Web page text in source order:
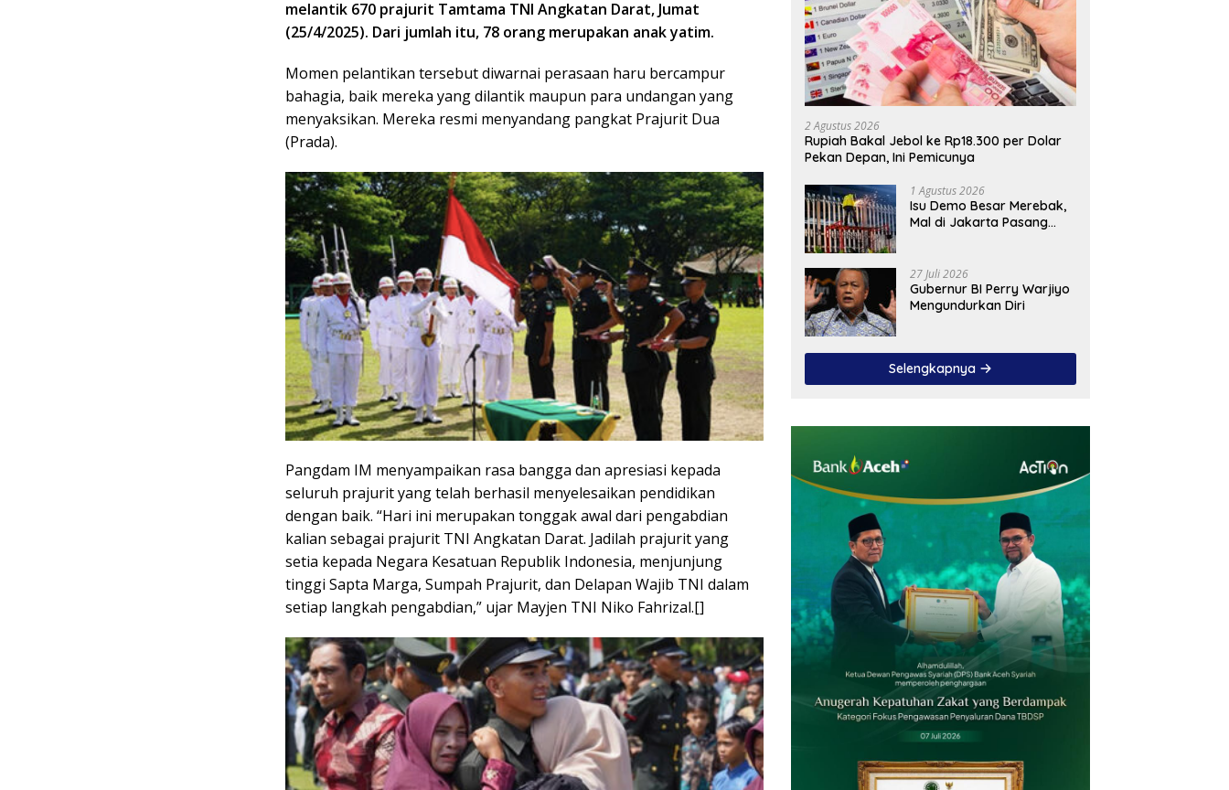
melantik 670 prajurit Tamtama TNI Angkatan Darat, Jumat
(25/4/2025). Dari jumlah itu, 78 orang merupakan anak yatim.
Momen pelantikan tersebut diwarnai perasaan haru bercampur
bahagia, baik mereka yang dilantik maupun para undangan yang
menyaksikan. Mereka resmi menyandang pangkat Prajurit Dua
(Prada).
Pangdam IM menyampaikan rasa bangga dan apresiasi kepada
seluruh prajurit yang telah berhasil menyelesaikan pendidikan
dengan baik. “Hari ini merupakan tonggak awal dari pengabdian
kalian sebagai prajurit TNI Angkatan Darat. Jadilah prajurit yang
setia kepada Negara Kesatuan Republik Indonesia, menjunjung
tinggi Sapta Marga, Sumpah Prajurit, dan Delapan Wajib TNI dalam
setiap langkah pengabdian,” ujar Mayjen TNI Niko Fahrizal.[]
2 Agustus 2026
Rupiah Bakal Jebol ke Rp18.300 per Dolar
Pekan Depan, Ini Pemicunya
1 Agustus 2026
Isu Demo Besar Merebak,
Mal di Jakarta Pasang
27 Juli 2026
Gubernur BI Perry Warjiyo
Mengundurkan Diri
Selengkapnya